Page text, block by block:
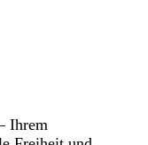
Ihrem